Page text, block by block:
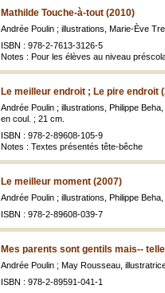
Mathilde Touche-à-tout (2010)
Andrée Poulin ; illustrations, Marie-Ève
ISBN : 978-2-7613-3126-5
Notes : Pour les élèves au niveau
Le meilleur endroit ; Le pire endroit
Andrée Poulin ; illustrations, Philippe Beha,
en coul. ; 21 cm.
ISBN : 978-2-89608-105-9
Notes : Textes présentés tête-bêche
Le meilleur moment (2007)
Andrée Poulin ; illustrations, Philippe Beha,
ISBN : 978-2-89608-039-7
Mes parents sont gentils mais--
Andrée Poulin ; May Rousseau,
ISBN : 978-2-89591-041-1